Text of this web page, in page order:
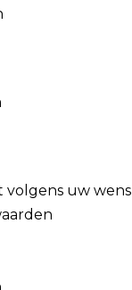
volgens uw wens